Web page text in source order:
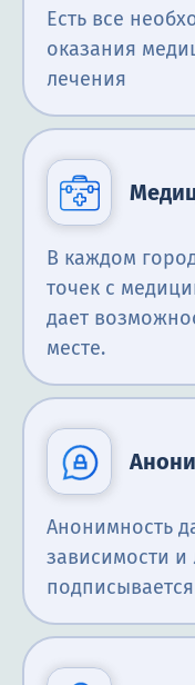
Есть все
оказания
лечения
В каждом
точек с
дает
месте.
Анонимность
зависимости